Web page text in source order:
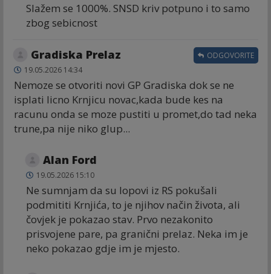
Slažem se 1000%. SNSD kriv potpuno i to samo
zbog sebicnost
Gradiska Prelaz
19.05.2026 14:34
Nemoze se otvoriti novi GP Gradiska dok se ne
isplati licno Krnjicu novac,kada bude kes na
racunu onda se moze pustiti u promet,do tad neka
trune,pa nije niko glup...
ODGOVORITE
Alan Ford
19.05.2026 15:10
Ne sumnjam da su lopovi iz RS pokušali
podmititi Krnjića, to je njihov način života, ali
čovjek je pokazao stav. Prvo nezakonito
prisvojene pare, pa granični prelaz. Neka im je
neko pokazao gdje im je mjesto.